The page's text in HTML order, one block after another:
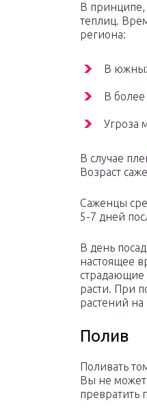
В принципе,
теплиц.
региона:
В
В
Угроза
В случае
Возраст
Саженцы
5-7 дней
В день
настоящее
страдающие
расти. При
растений
Полив
Поливать
Вы не
превратить